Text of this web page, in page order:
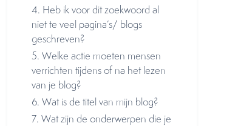
4. Heb ik voor dit zoekwoord al
niet te veel pagina’s/ blogs
geschreven?
5. Welke actie moeten mensen
verrichten tijdens of na het lezen
van je blog?
6. Wat is de titel van mijn blog?
7. Wat zijn de onderwerpen die je